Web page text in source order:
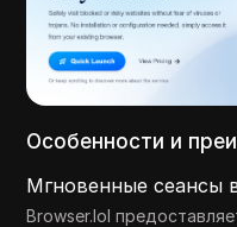
Особенности и
Мгновенные сеансы
Browser.lol